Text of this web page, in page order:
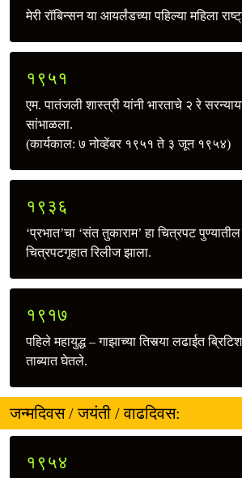
मेरी रॉबिन्सन या आयर्लंडच्या पहिल्या महिला
१९५१
एम. पातंजली शास्त्री यांनी भारताचे २ रे
सांभाळला.
(कार्यकाल: ७ नोव्हेंबर १९५१ ते ३ जून १९५४)
१९३६
‘प्रभात’चा ‘संत तुकाराम’ हा चित्रपट पुण्यातील
चित्रपटगृहात रिलीज झाला.
१९१७
पहिले महायुद्ध – गाझाच्या तिसर्‍या लढाईत
ताब्यात घेतले.
जन्मदिवस / जयंती / वाढदिवस:
१९५४